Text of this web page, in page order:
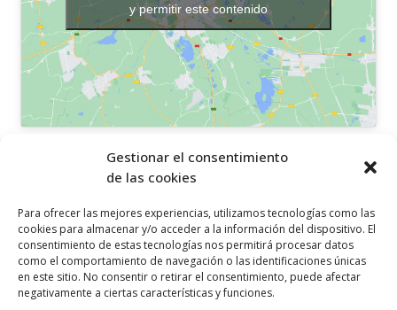
Gestionar el consentimiento
de las cookies
Para ofrecer las mejores experiencias, utilizamos tecnologías como las
cookies para almacenar y/o acceder a la información del dispositivo. El
consentimiento de estas tecnologías nos permitirá procesar datos
como el comportamiento de navegación o las identificaciones únicas
en este sitio. No consentir o retirar el consentimiento, puede afectar
negativamente a ciertas características y funciones.
y permitir este contenido
OTROS ENLACES
Política de cookies
Aviso legal
Canal ético